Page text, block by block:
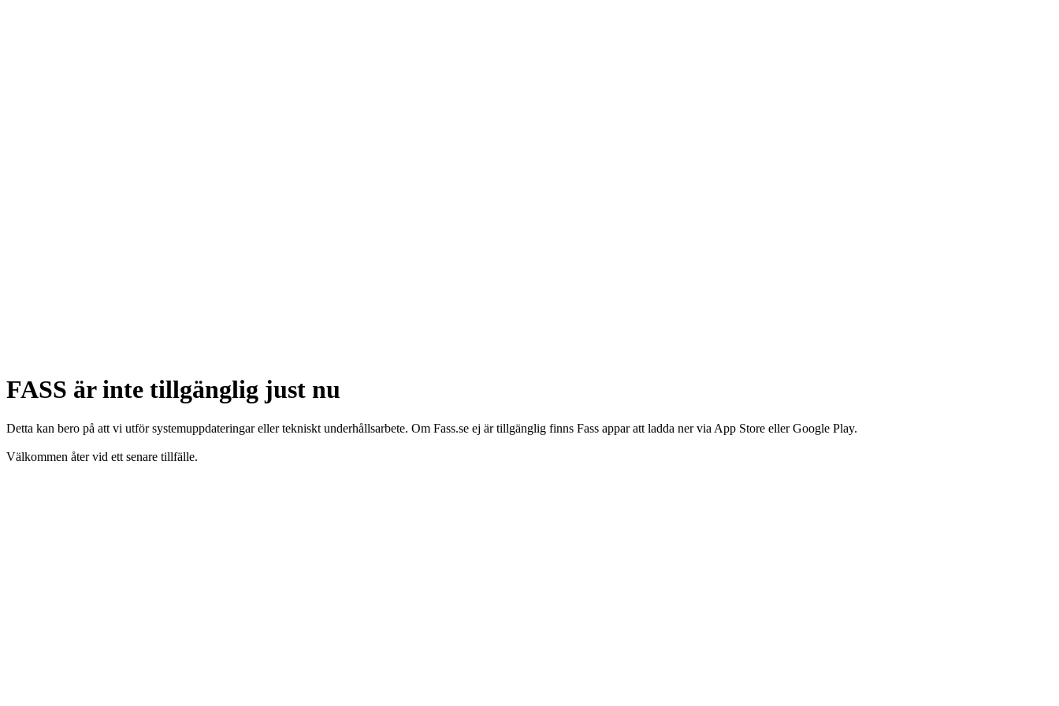
FASS är inte tillgänglig just nu
Detta kan bero på att vi utför systemuppdateringar eller tekniskt underhållsarbete. Om Fass.se ej är tillgänglig finns Fass appar att ladda ner via App Store eller Google Play.
Välkommen åter vid ett senare tillfälle.